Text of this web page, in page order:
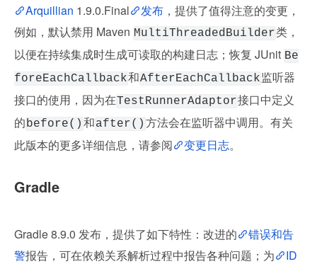
Arquillian 1.9.0.Final 发布 ，提供了值得注意的变更，
例如，默认禁用 Maven MultiThreadedBuilder类，
以便在持续集成时生成可读取的构建日志；恢复 JUnit Be
foreEachCallback和AfterEachCallback监听器
接口的使用，因为在TestRunnerAdaptor接口中定义
的before() 和after() 方法会在监听器中调用。有关
此版本的更多详细信息，请参阅
变更日志。
Gradle
Gradle 8.9.0 发布，提供了如下特性：改进的
错误和告
警报告，可在依赖关系解析过程中报告各种问题；为
ID